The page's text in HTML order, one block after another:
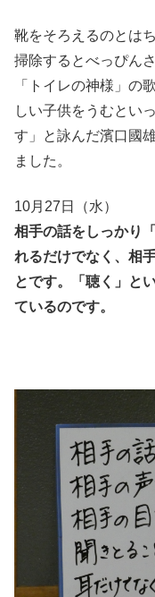
靴をそろえるのとは
掃除するとべっぴん
「トイレの神様」の
しい子供をうむとい
す」と詠んだ濱口國
ました。
10月27日（水）
相手の話をしっかり
れるだけでなく、相
とです。「聴く」と
ているのです。
入澤